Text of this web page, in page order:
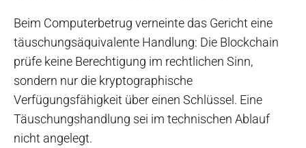
Beim Computerbetrug verneinte das Gericht eine
täuschungsäquivalente Handlung: Die Blockchain
prüfe keine Berechtigung im rechtlichen Sinn,
sondern nur die kryptographische
Verfügungsfähigkeit über einen Schlüssel. Eine
Täuschungshandlung sei im technischen Ablauf
nicht angelegt.